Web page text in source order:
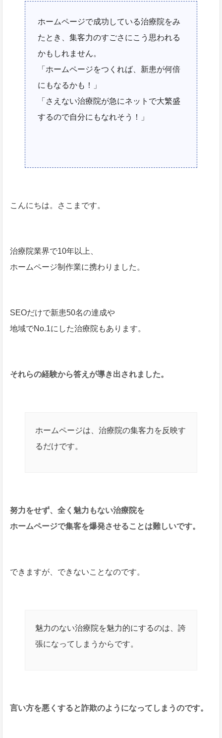
ホームページで成功している治療院をみ
たとき、集客力のすごさにこう思われる
かもしれません。
「ホームページをつくれば、新患が何倍
にもなるかも！」
「さえない治療院が急にネットで大繁盛
するので自分にもなれそう！」
こんにちは。さこまです。
治療院業界で10年以上、
ホームページ制作業に携わりました。
SEOだけで新患50名の達成や
地域でNo.1にした治療院もあります。
それらの経験から答えが導き出されました。
ホームページは、治療院の集客力を反映す
るだけです。
努力をせず、全く魅力もない治療院を
ホームページで集客を爆発させることは難しいです。
できますが、できないことなのです。
魅力のない治療院を魅力的にするのは、誇
張になってしまうからです。
言い方を悪くすると詐欺のようになってしまうのです。